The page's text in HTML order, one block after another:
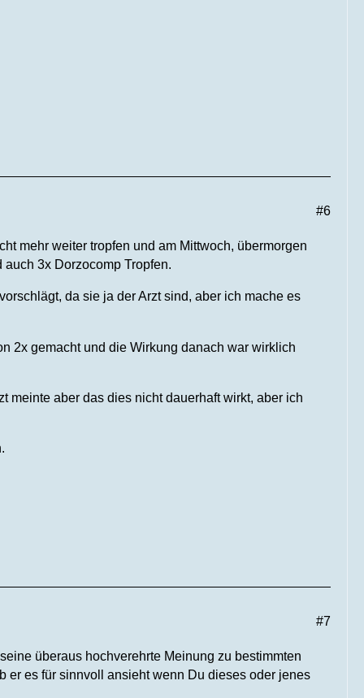
#6
mehr weiter tropfen und am Mittwoch, übermorgen
3x Dorzocomp Tropfen.
da sie ja der Arzt sind, aber ich mache es
2x gemacht und die Wirkung danach war wirklich
meinte aber das dies nicht dauerhaft wirkt, aber ich
#7
überaus hochverehrte Meinung zu bestimmten
er es für sinnvoll ansieht wenn Du dieses oder jenes